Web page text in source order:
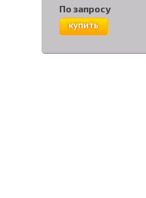
По запросу
купить